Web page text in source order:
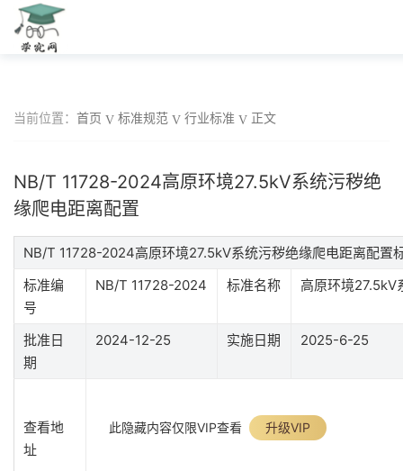
当前位置： 首页 标准规范 行业标准 正文
NB/T 11728-2024高原环境27.5kV系统污秽绝
缘爬电距离配置
NB/T 11728-2024高原环境27.5kV系统污秽绝缘爬电距离配置
标准编
号
NB/T 11728-2024 标准名称 高原环境27.5kV
批准日
期
2024-12-25 实施日期 2025-6-25
查看地
址
此隐藏内容仅限VIP查看 升级VIP